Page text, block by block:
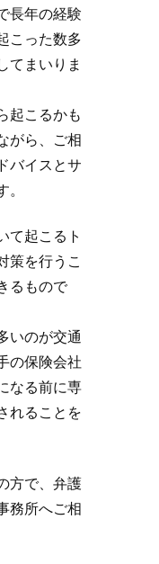
長年の経験
こった数多
てまいりま
起こるかも
がら、ご相
バイスとサ
。
て起こるト
策を行うこ
るもので
いのが交通
の保険会社
なる前に専
れることを
方で、弁護
務所へご相